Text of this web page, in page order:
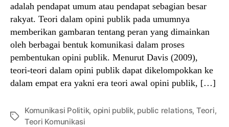
adalah pendapat umum atau pendapat sebagian besar
rakyat. Teori dalam opini publik pada umumnya
memberikan gambaran tentang peran yang dimainkan
oleh berbagai bentuk komunikasi dalam proses
pembentukan opini publik. Menurut Davis (2009),
teori-teori dalam opini publik dapat dikelompokkan ke
dalam empat era yakni era teori awal opini publik, […]
Tags
Komunikasi Politik, opini publik, public relations, Teori,
Teori Komunikasi